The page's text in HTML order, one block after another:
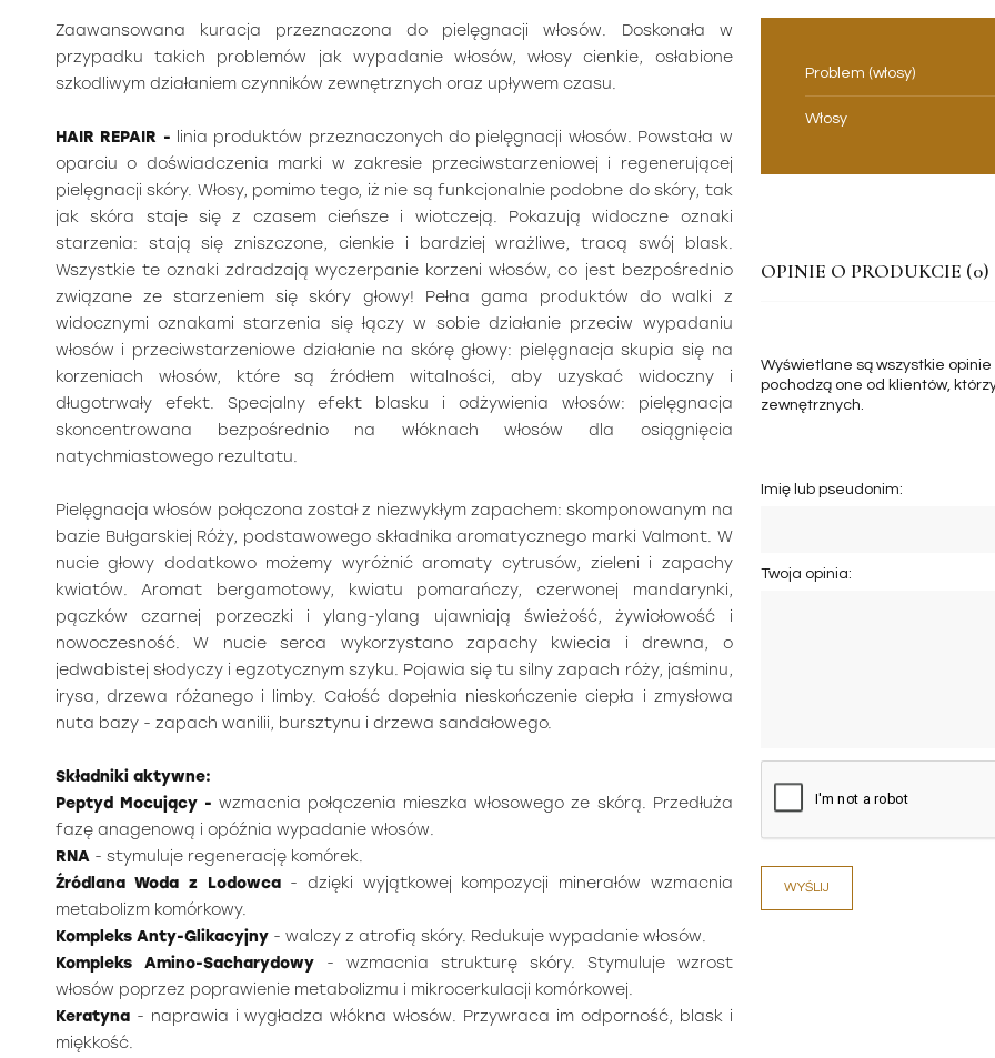
Zaawansowana kuracja przeznaczona do pielęgnacji włosów. Doskonała w
przypadku takich problemów jak wypadanie włosów, włosy cienkie, osłabione
szkodliwym działaniem czynników zewnętrznych oraz upływem czasu.
HAIR REPAIR - linia produktów przeznaczonych do pielęgnacji włosów. Powstała w
oparciu o doświadczenia marki w zakresie przeciwstarzeniowej i regenerującej
pielęgnacji skóry. Włosy, pomimo tego, iż nie są funkcjonalnie podobne do skóry, tak
jak skóra staje się z czasem cieńsze i wiotczeją. Pokazują widoczne oznaki
starzenia: stają się zniszczone, cienkie i bardziej wrażliwe, tracą swój blask.
Wszystkie te oznaki zdradzają wyczerpanie korzeni włosów, co jest bezpośrednio
związane ze starzeniem się skóry głowy! Pełna gama produktów do walki z
widocznymi oznakami starzenia się łączy w sobie działanie przeciw wypadaniu
włosów i przeciwstarzeniowe działanie na skórę głowy: pielęgnacja skupia się na
korzeniach włosów, które są źródłem witalności, aby uzyskać widoczny i
długotrwały efekt. Specjalny efekt blasku i odżywienia włosów: pielęgnacja
skoncentrowana bezpośrednio na włóknach włosów dla osiągnięcia
natychmiastowego rezultatu.
Pielęgnacja włosów połączona został z niezwykłym zapachem: skomponowanym na
bazie Bułgarskiej Róży, podstawowego składnika aromatycznego marki Valmont. W
nucie głowy dodatkowo możemy wyróżnić aromaty cytrusów, zieleni i zapachy
kwiatów. Aromat bergamotowy, kwiatu pomarańczy, czerwonej mandarynki,
pączków czarnej porzeczki i ylang-ylang ujawniają świeżość, żywiołowość i
nowoczesność. W nucie serca wykorzystano zapachy kwiecia i drewna, o
jedwabistej słodyczy i egzotycznym szyku. Pojawia się tu silny zapach róży, jaśminu,
irysa, drzewa różanego i limby. Całość dopełnia nieskończenie ciepła i zmysłowa
nuta bazy - zapach wanilii, bursztynu i drzewa sandałowego.
Składniki aktywne:
Peptyd Mocujący - wzmacnia połączenia mieszka włosowego ze skórą. Przedłuża
fazę anagenową i opóźnia wypadanie włosów.
RNA- stymuluje regenerację komórek.
Źródlana Woda z Lodowca- dzięki wyjątkowej kompozycji minerałów wzmacnia
metabolizm komórkowy.
Kompleks Anty-Glikacyjny- walczy z atrofią skóry. Redukuje wypadanie włosów.
Kompleks Amino-Sacharydowy- wzmacnia strukturę skóry. Stymuluje wzrost
włosów poprzez poprawienie metabolizmu i mikrocerkulacji komórkowej.
Keratyna- naprawia i wygładza włókna włosów. Przywraca im odporność, blask i
miękkość.
Problem (włosy)
Włosy
OPINIE O PRODUKCIE (0)
Wyświetlane są wszystkie
pochodzą one od klientów,
zewnętrznych.
Imię lub pseudonim:
Twoja opinia:
WYŚLIJ